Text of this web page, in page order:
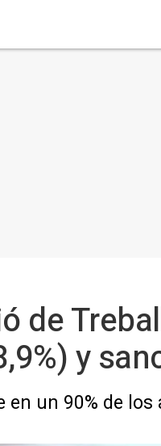
de
y
en un 90% de